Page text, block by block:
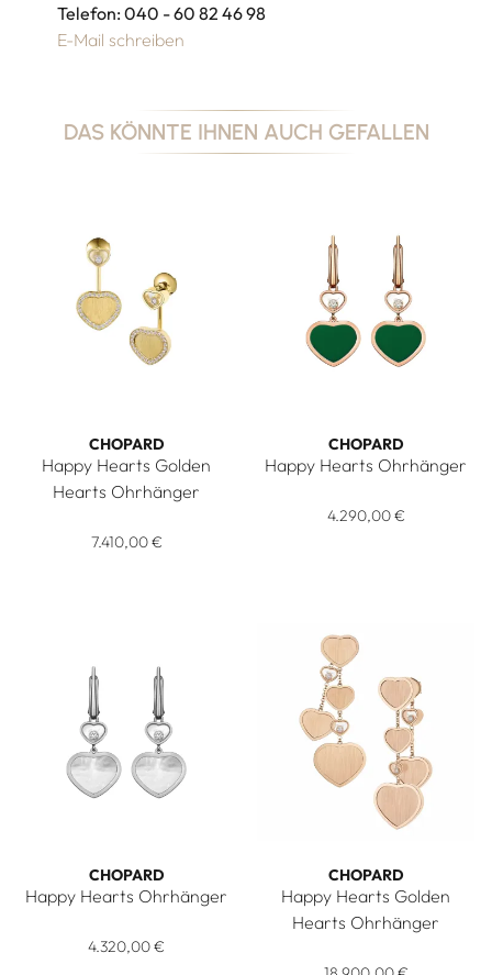
Telefon: 040 - 60 82 46 98
E-Mail schreiben
DAS KÖNNTE IHNEN AUCH GEFALLEN
CHOPARD
Happy Hearts Golden
Hearts Ohrhänger
Chopard Happy Hearts Golden Hearts Ohrhänger, Ref:
7.410,00 €
CHOPARD
Happy Hearts Ohrhänger
4.290,00 €
CHOPARD
Happy Hearts Ohrhänger
Chopard Happy Hearts Ohrhänger, Ref: 837482-1310,
4.320,00 €
CHOPARD
Happy Hearts Golden
Hearts Ohrhänger